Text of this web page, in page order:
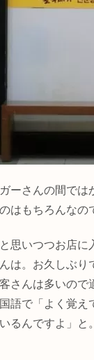
ーさんの間で
はもちろんなの
思いつつお店
は。お久しぶ
さんは多いの
語で「よく覚
るんですよ」